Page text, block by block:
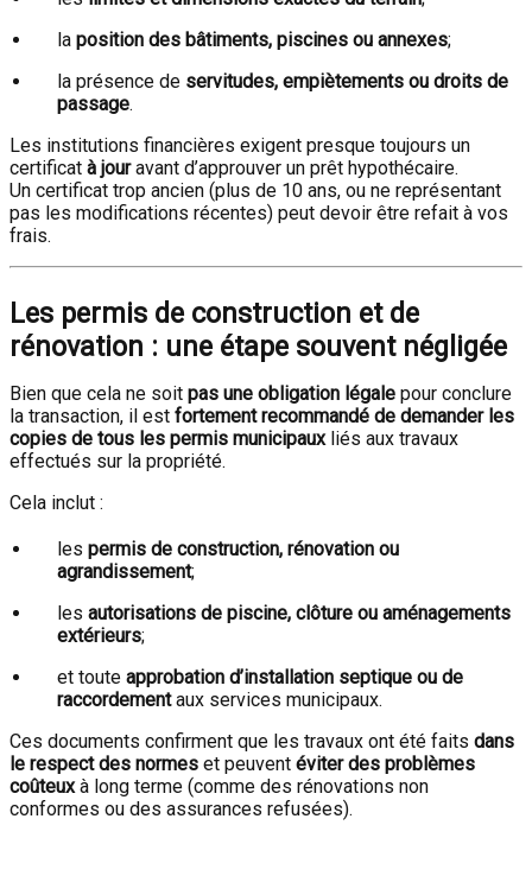
la position des bâtiments, piscines ou annexes;
la présence de servitudes, empiètements ou droits de
passage.
Les institutions financières exigent presque toujours un
certificat à jouravant d’approuver un prêt hypothécaire.
Un certificat trop ancien (plus de 10 ans, ou ne représentant
pas les modifications récentes) peut devoir être refait à vos
frais.
Les permis de construction et de
rénovation : une étape souvent négligée
Bien que cela ne soit pas une obligation légale pour conclure
la transaction, il est fortement recommandé de demander les
copies de tous les permis municipauxliés aux travaux
effectués sur la propriété.
Cela inclut :
les permis de construction, rénovation ou
agrandissement;
les autorisations de piscine, clôture ou aménagements
extérieurs;
et toute approbation d’installation septique ou de
raccordementaux services municipaux.
Ces documents confirment que les travaux ont été faits dans
le respect des normes et peuvent éviter des problèmes
coûteuxà long terme (comme des rénovations non
conformes ou des assurances refusées).